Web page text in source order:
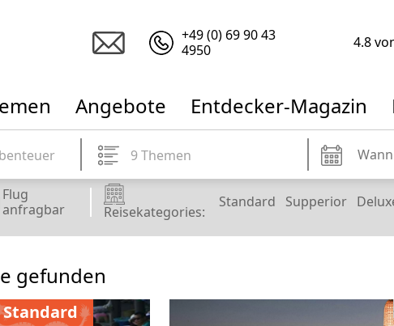
+49 (0) 69 90 43
4950
4.8
Angebote Entdecker-Magazin
9 Themen
Flug
anfragbar
Reisekategories:
Standard Supperior
gefunden
Standard